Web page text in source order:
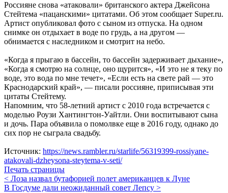
Россияне снова «атаковали» британского актера Джейсона
Стейтема «пацанскими» цитатами. Об этом сообщает Super.ru.
Артист опубликовал фото с сыном из отпуска. На одном
снимке он отдыхает в воде по грудь, а на другом —
обнимается с наследником и смотрит на небо.
«Когда я прыгаю в бассейн, то бассейн задерживает дыхание»,
«Когда я смотрю на солнце, оно щурится», «И это не я теку по
воде, это вода по мне течет», «Если есть на свете рай — это
Краснодарский край», — писали россияне, приписывая эти
цитаты Стейтему.
Напомним, что 58-летний артист с 2010 года встречается с
моделью Роузи Хантингтон-Уайтли. Они воспитывают сына
и дочь. Пара объявила о помолвке еще в 2016 году, однако до
сих пор не сыграла свадьбу.
Источник: https://news.rambler.ru/starlife/56319399-rossiyane-
atakovali-dzheysona-steytema-v-seti/
Печать страницы
< Лоза назвал бутафорией полет американцев к Луне
В Госдуме дали неожиданный совет Лепсу >